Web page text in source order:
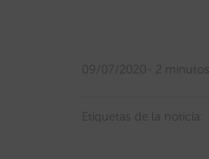
09/07/2020 2 minutos
Etiquetas de la noticia: